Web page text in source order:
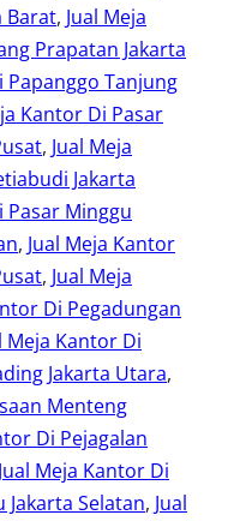
Barat, Jual Meja
Prapatan Jakarta
Papanggo Tanjung
Kantor Di Pasar
, Jual Meja
Jakarta
Pasar Minggu
, Jual Meja Kantor
, Jual Meja
Di Pegadungan
Meja Kantor Di
Jakarta Utara
Menteng
Di Pejagalan
Jual Meja Kantor Di
Jakarta Selatan, Jual